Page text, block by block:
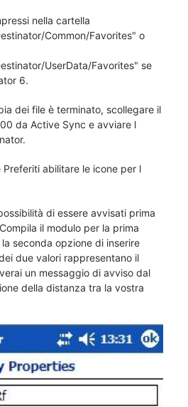
nella cartella
Common/Favorites" o
UserData/Favorites" se
6.
dei file è terminato, scollegare il
da Active Sync e avviare l
Preferiti abilitare le icone per l
di essere avvisati prima
il modulo per la prima
seconda opzione di inserire
due valori rappresentano il
un messaggio di avviso dal
della distanza tra la vostra